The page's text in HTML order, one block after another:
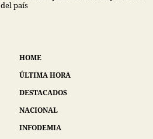
del país
HOME
ÚLTIMA HORA
DESTACADOS
NACIONAL
INFODEMIA